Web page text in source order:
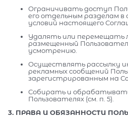
Ограничивать доступ
его отдельным разделам в
условий настоящего
Удалять или перемещать
размещенный
усмотрению.
Осуществлять рассылку
рекламных сообщений
зарегистрированным на
Собирать и
Пользователях (см. п. 5).
3. ПРАВА И ОБЯЗАННОСТИ